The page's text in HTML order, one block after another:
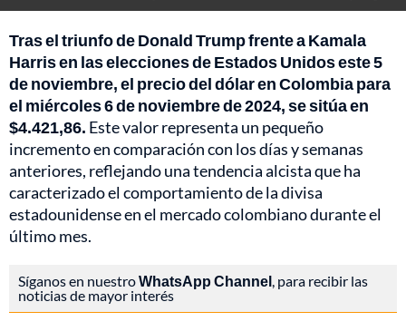
Tras el triunfo de Donald Trump frente a Kamala
Harris en las elecciones de Estados Unidos este 5
de noviembre, el precio del dólar en Colombia para
el miércoles 6 de noviembre de 2024, se sitúa en
$4.421,86. Este valor representa un pequeño
incremento en comparación con los días y semanas
anteriores, reflejando una tendencia alcista que ha
caracterizado el comportamiento de la divisa
estadounidense en el mercado colombiano durante el
último mes.
Síganos en nuestroWhatsApp Channel, para recibir las
noticias de mayor interés